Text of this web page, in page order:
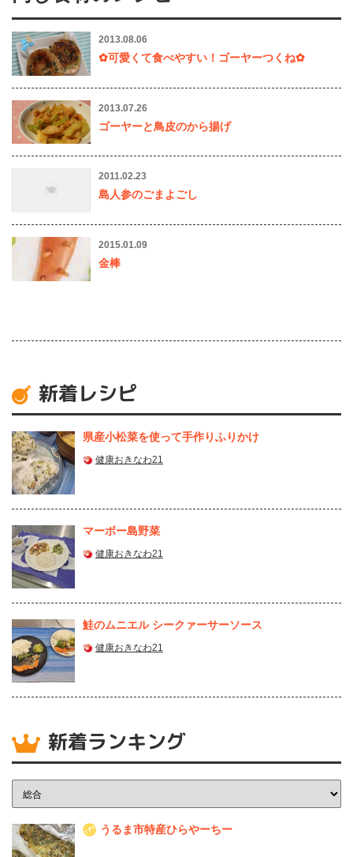
2013.08.06
✿可愛くて食べやすい！ゴーヤーつくね✿
2013.07.26
ゴーヤーと鳥皮のから揚げ
2011.02.23
島人参のごまよごし
2015.01.09
金棒
新着レシピ
県産⼩松菜を使って⼿作りふりかけ
健康おきなわ21
マーボー島野菜
健康おきなわ21
鮭のムニエル シークァーサーソース
健康おきなわ21
新着ランキング
1 うるま市特産ひらやーちー